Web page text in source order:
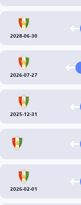
2028-06-30
2026-07-27
2025-12-31
2026-02-01